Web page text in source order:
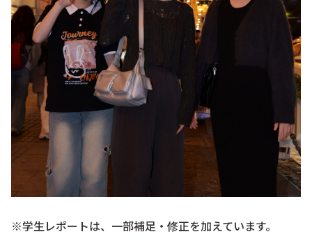
※学生レポートは、一部補足・修正を加えています。